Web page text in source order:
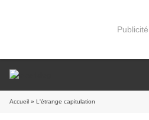
Publicité
Accueil » L'étrange capitulation